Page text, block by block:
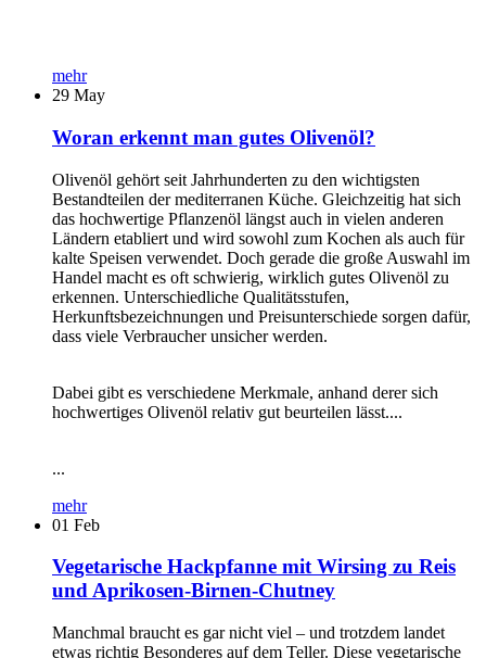
mehr
29 May
Woran erkennt man gutes Olivenöl?
Olivenöl gehört seit Jahrhunderten zu den wichtigsten
Bestandteilen der mediterranen Küche. Gleichzeitig hat sich
das hochwertige Pflanzenöl längst auch in vielen anderen
Ländern etabliert und wird sowohl zum Kochen als auch für
kalte Speisen verwendet. Doch gerade die große Auswahl im
Handel macht es oft schwierig, wirklich gutes Olivenöl zu
erkennen. Unterschiedliche Qualitätsstufen,
Herkunftsbezeichnungen und Preisunterschiede sorgen dafür,
dass viele Verbraucher unsicher werden.
Dabei gibt es verschiedene Merkmale, anhand derer sich
hochwertiges Olivenöl relativ gut beurteilen lässt....
...
mehr
01 Feb
Vegetarische Hackpfanne mit Wirsing zu Reis
und Aprikosen-Birnen-Chutney
Manchmal braucht es gar nicht viel – und trotzdem landet
etwas richtig Besonderes auf dem Teller. Diese vegetarische